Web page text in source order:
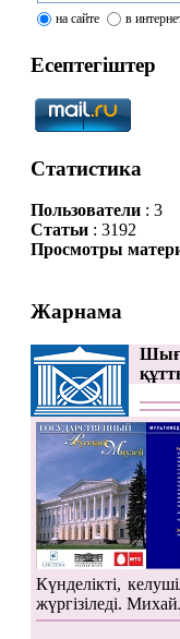
на сайте в
Есептегіштер
Статистика
Пользователи: 3
Статьи: 3192
Просмотры
Жарнама
Күнделікті,
жүргізіледі.